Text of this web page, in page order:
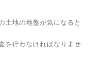
土地の地盤が気になると
を行わなければなりませ